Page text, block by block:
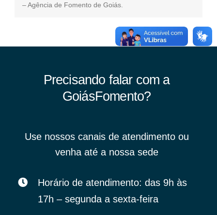
– Agência de Fomento de Goiás.
Precisando falar com a
GoiásFomento?
Use nossos canais de atendimento ou
venha até a nossa sede
Horário de atendimento: das 9h às
17h – segunda a sexta-feira